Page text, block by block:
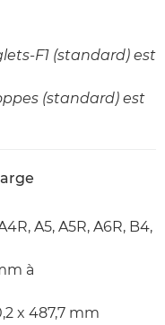
F1 (standard) est
(standard) est
A5, A5R, A6R, B4,
à
x 487,7 mm